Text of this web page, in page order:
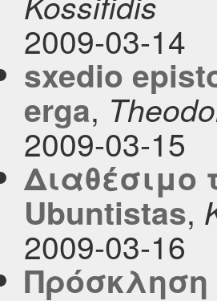
2009-03-14
sxedio
erga,
2009-03-15
Διαθέσιμο
Ubuntistas,
2009-03-16
Πρόσκληση